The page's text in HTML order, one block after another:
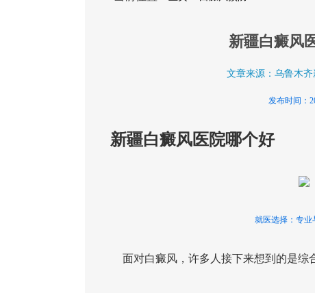
新疆白癜风
文章来源：乌鲁木
发布时间：
新疆白癜风医院哪个好
就医选择：专业
面对白癜风，许多人接下来想到的是综